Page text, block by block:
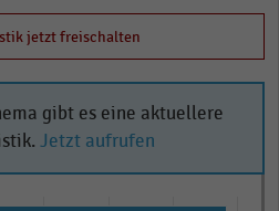
jetzt freischalten
gibt es eine aktuellere
Jetzt aufrufen